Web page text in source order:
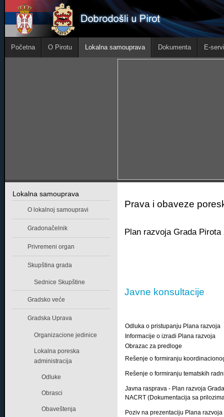
Početna O Pirotu Lokalna samouprava Dokumenta E-
Prava i obaveze
Plan razvoja Grada
Javne konsultacije
Odluka o pristupanju Plana razvoja
Informacije o izradi Plana razvoja
Obrazac za predloge
Rešenje o formiranju
Rešenje o formiranju tematskih
Javna rasprava - Plan razvoja
NACRT (Dokumentacija sa
Poziv na prezentaciju Plana
Lokalna samouprava
O lokalnoj samoupravi
Gradonačelnik
Privremeni organ
Skupština grada
Sednice Skupštine
Gradsko veće
Gradska Uprava
Organizacione jedinice
Lokalna poreska
administracija
Odluke
Obrasci
Obaveštenja